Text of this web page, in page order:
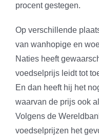
procent gestegen.
Op verschillende
van wanhopige en
Naties heeft
voedselprijs leidt tot
En dan heeft hij het
waarvan de prijs ook
Volgens de
voedselprijzen het